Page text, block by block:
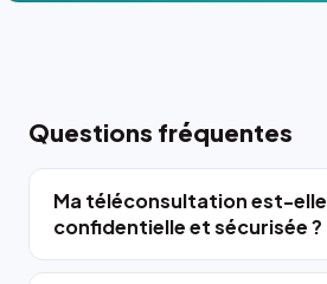
Questions fréquentes
Ma téléconsultation est-elle
confidentielle et sécurisée ?